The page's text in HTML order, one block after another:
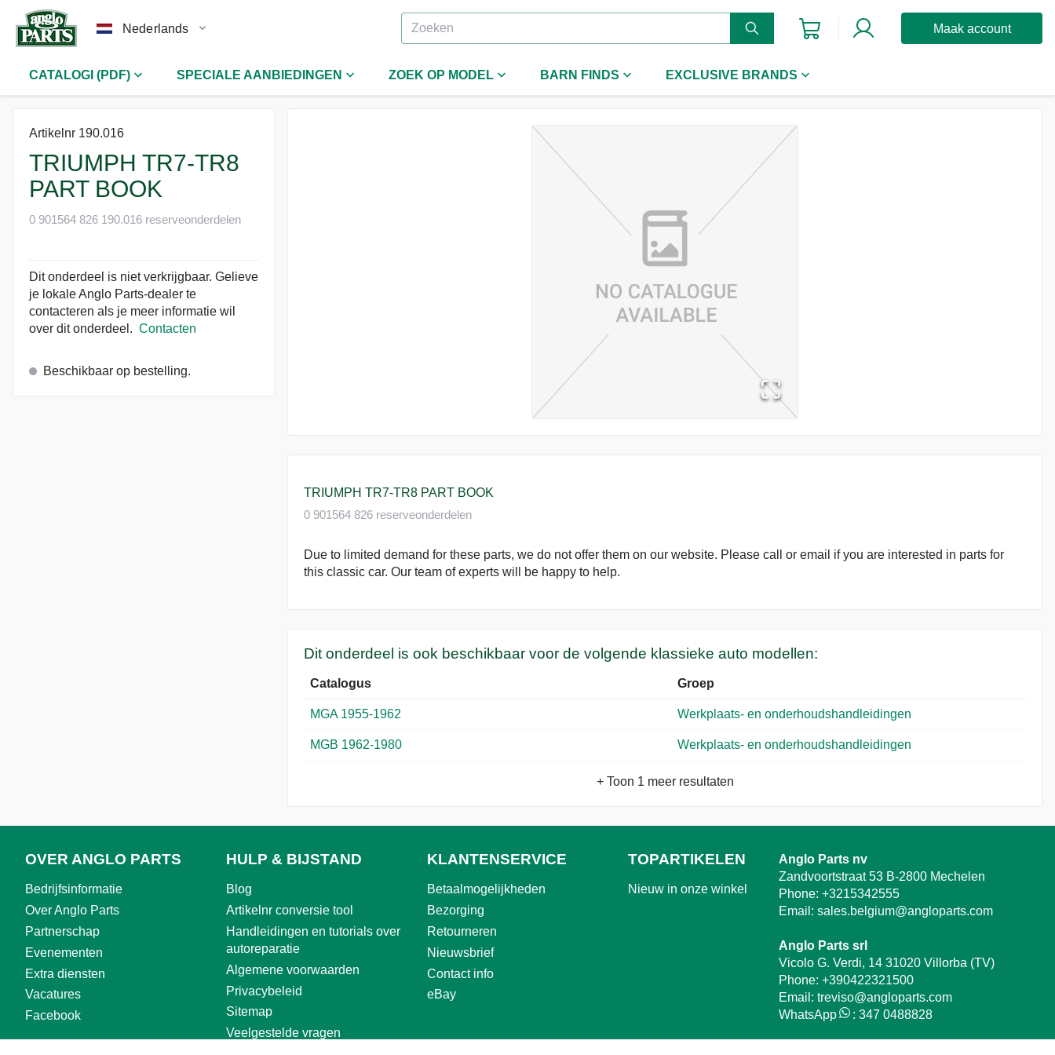
Nederlands Maak account
CATALOGI (PDF) SPECIALE AANBIEDINGEN ZOEK OP MODEL BARN FINDS EXCLUSIVE BRANDS
Artikelnr 190.016
TRIUMPH TR7-TR8
PART BOOK
0 901564 826 190.016 reserveonderdelen
Dit onderdeel is niet verkrijgbaar. Gelieve
je lokale Anglo Parts-dealer te
contacteren als je meer informatie wil
over dit onderdeel. Contacten
Beschikbaar op bestelling.
TRIUMPH TR7-TR8 PART BOOK
0 901564 826 reserveonderdelen
Due to limited demand for these parts, we do not offer them on our website. Please call or email if you are interested in parts for
this classic car. Our team of experts will be happy to help.
Dit onderdeel is ook beschikbaar voor de volgende klassieke auto modellen:
Catalogus Groep
MGA 1955-1962 Werkplaats- en onderhoudshandleidingen
MGB 1962-1980 Werkplaats- en onderhoudshandleidingen
+ Toon 1 meer resultaten
OVER ANGLO PARTS
Bedrijfsinformatie
Over Anglo Parts
Partnerschap
Evenementen
Extra diensten
Vacatures
Facebook
HULP & BIJSTAND
Blog
Artikelnr conversie tool
Handleidingen en tutorials over
autoreparatie
Algemene voorwaarden
Privacybeleid
Sitemap
Veelgestelde vragen
KLANTENSERVICE
Betaalmogelijkheden
Bezorging
Retourneren
Nieuwsbrief
Contact info
eBay
TOPARTIKELEN
Nieuw in onze winkel
Anglo Parts nv
Zandvoortstraat 53 B-2800 Mechelen
Phone: +3215342555
Email: sales.belgium@angloparts.com
Anglo Parts srl
Vicolo G. Verdi, 14 31020 Villorba (TV)
Phone: +390422321500
Email: treviso@angloparts.com
WhatsApp
: 347 0488828